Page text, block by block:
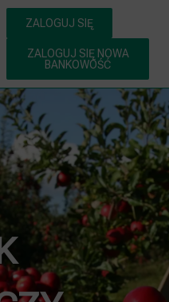
ZALOGUJ SIĘ
ZALOGUJ SIĘ NOWA
BANKOWOŚĆ